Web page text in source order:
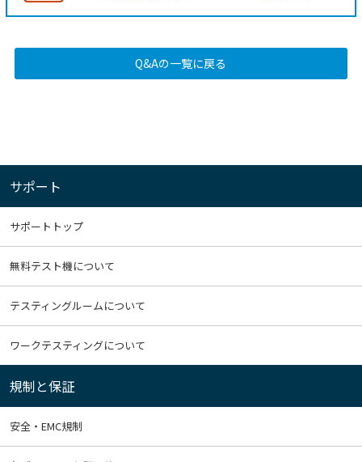
Q&Aの一覧に戻る
サポート
サポートトップ
無料テスト機について
テスティングルームについて
ワークテスティングについて
規制と保証
安全・EMC規制